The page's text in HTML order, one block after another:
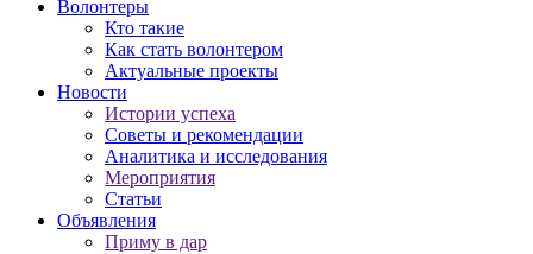
Волонтеры
Кто такие
Как стать волонтером
Актуальные проекты
Новости
Истории успеха
Советы и рекомендации
Аналитика и исследования
Мероприятия
Статьи
Объявления
Приму в дар